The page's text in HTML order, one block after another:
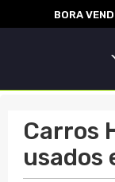
BORA
Carros
usados